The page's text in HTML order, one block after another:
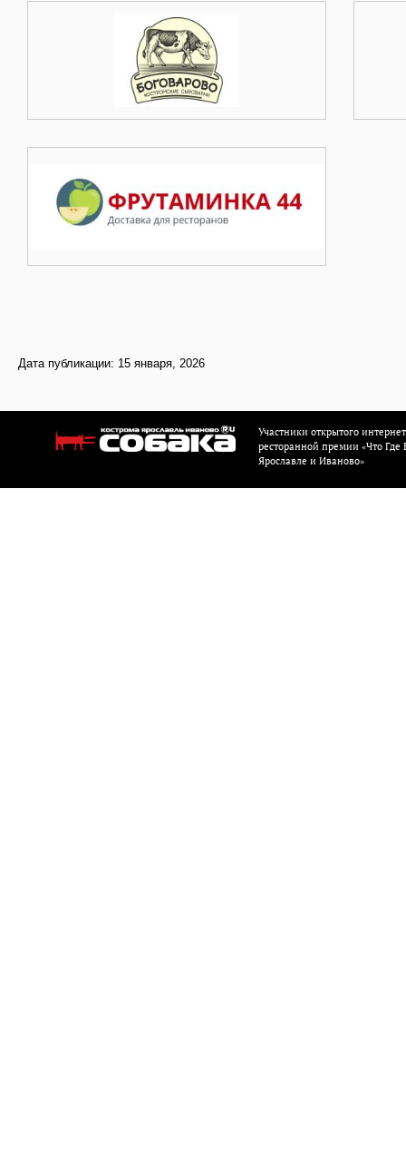
Дата публикации: 15 января, 2026
Участники открытого
ресторанной премии «Что Где
Ярославле и Иваново»